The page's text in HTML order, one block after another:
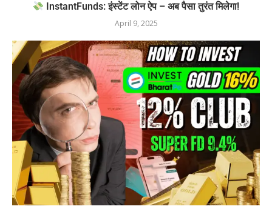
InstantFunds: इंस्टेंट लोन ऐप – अब पैसा तुरंत मिलेगा!
April 9, 2025